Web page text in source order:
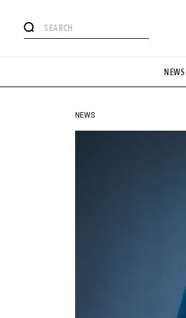
NEWS
#憧れの逸品
#GH 銘品の所以 #フイナムのYouTube
#HANDSOME HANDBOOK
NEWS